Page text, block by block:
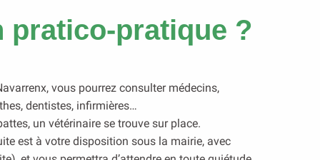
pratico-pratique ?
vous pourrez consulter médecins,
dentistes, infirmières…
un vétérinaire se trouve sur place.
est à votre disposition sous la mairie, avec